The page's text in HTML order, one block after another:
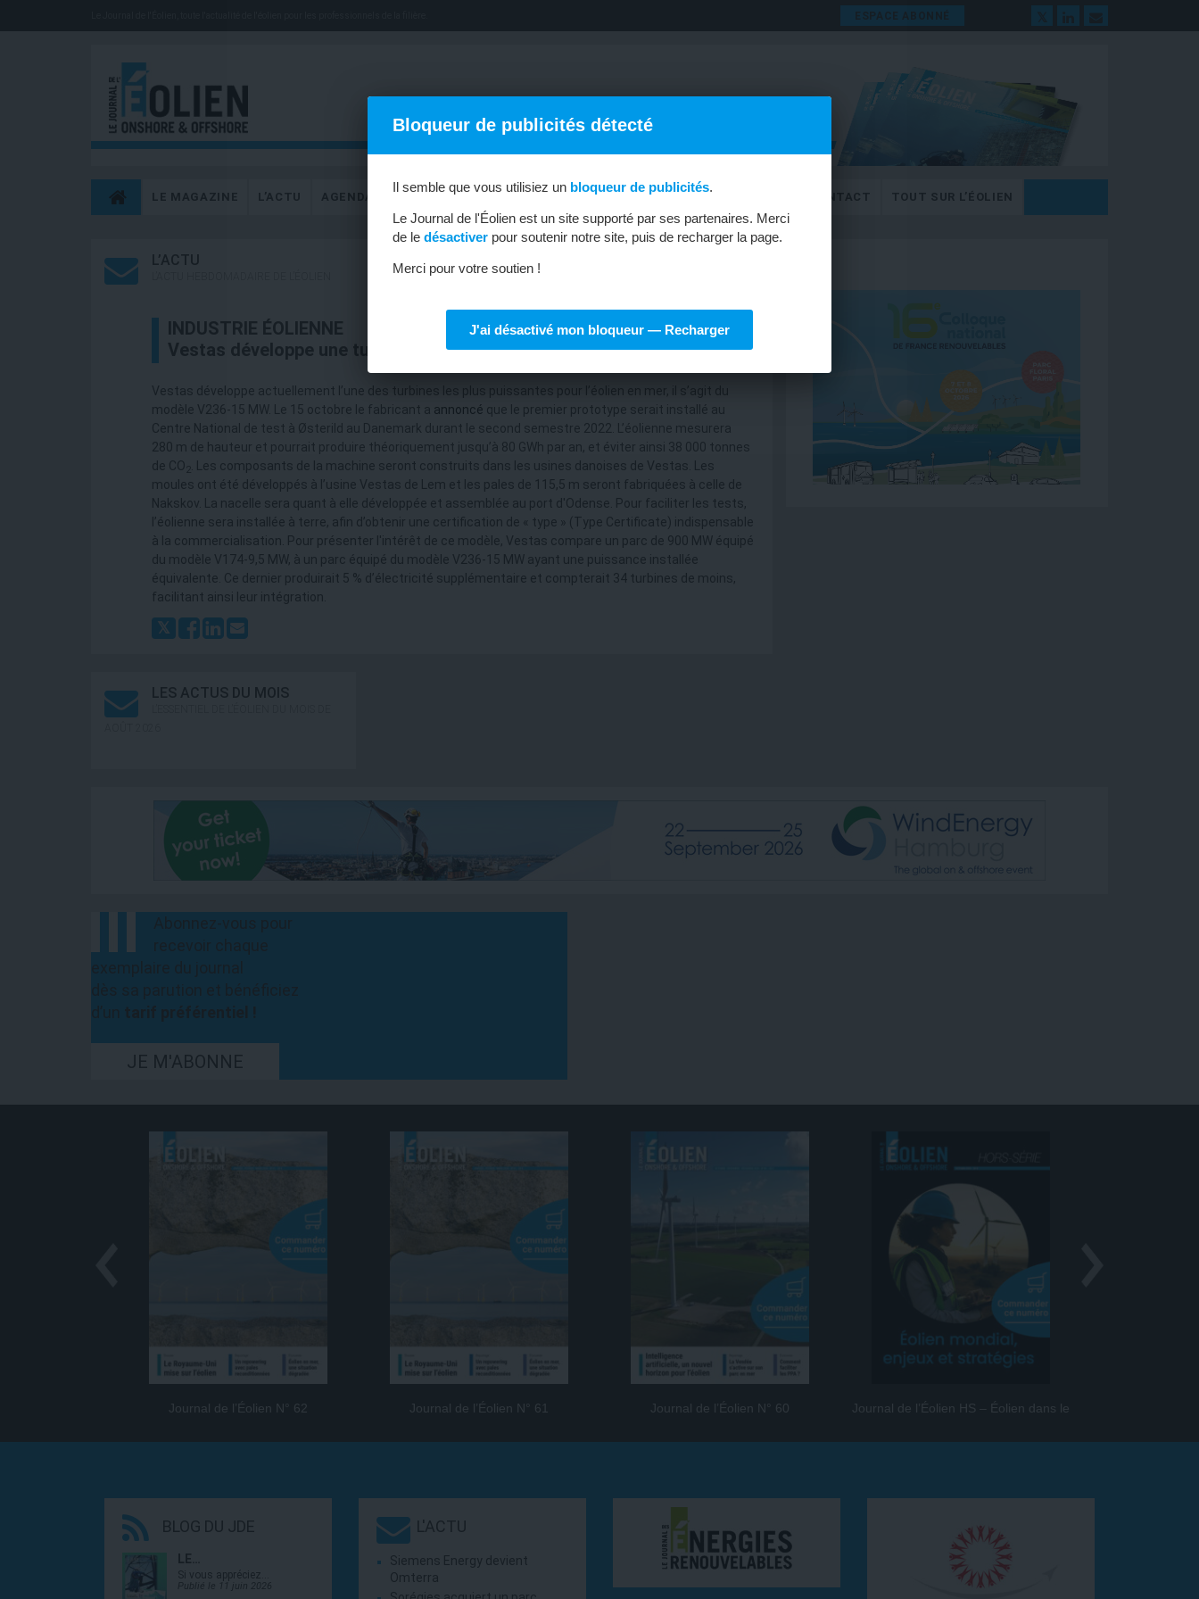
ESPACE ABONNÉ
LE MAGAZINE L’ACTU AGENDA OFFRES D’EMPLOI MÉTIERS & FORMATIONS CONTACT TOUT SUR L’ÉOLIEN
L’ACTU
INDUSTRIE ÉOLIENNE
Vestas développe une turbine de 15 MW
Vestas développe actuellement l’une des turbines les plus puissantes pour l’éolien en mer, il s’agit du
modèle V236-15 MW. Le 15 octobre le fabricant a annoncé que le premier prototype serait installé au
Centre National de test à Østerild au Danemark durant le second semestre 2022. L’éolienne mesurera
280 m de hauteur et pourrait produire théoriquement jusqu’à 80 GWh par an, et éviter ainsi 38 000 tonnes
de CO
. Les composants de la machine seront construits dans les usines danoises de Vestas. Les
moules ont été développés à l’usine Vestas de Lem et les pales de 115,5 m seront fabriquées à celle de
Nakskov. La nacelle sera quant à elle développée et assemblée au port d'Odense. Pour faciliter les tests,
l’éolienne sera installée à terre, afin d’obtenir une certification de « type » (Type Certificate) indispensable
à la commercialisation. Pour présenter l'intérêt de ce modèle, Vestas compare un parc de 900 MW équipé
du modèle V174-9,5 MW, à un parc équipé du modèle V236-15 MW ayant une puissance installée
équivalente. Ce dernier produirait 5 % d’électricité supplémentaire et compterait 34 turbines de moins,
facilitant ainsi leur intégration.
LES ACTUS DU MOIS
JE M'ABONNE
Journal de l’Éolien N° 62 Journal de l’Éolien N° 61 Journal de l’Éolien N° 60
Journal de l’Éolien HS – Éolien dans le
BLOG DU JDE
LE…
Si vous appréciez…
Publié le 11 juin 2026
L'ACTU
Siemens Energy devient
Omterra
Bloqueur de publicités détecté
Il semble que vous utilisiez un bloqueur de publicités.
Le Journal de l'Éolien est un site supporté par ses partenaires. Merci
de le désactiver pour soutenir notre site, puis de recharger la page.
Merci pour votre soutien !
J'ai désactivé mon bloqueur — Recharger